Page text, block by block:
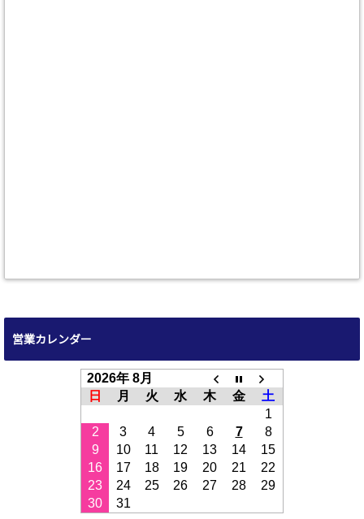
営業カレンダー
2026年 8月
日
月 火 水 木 金
土
1
2
3 4 5 6 7
8
9
10 11 12 13 14
15
16
17 18 19 20 21
22
23
24 25 26 27 28
29
30
31